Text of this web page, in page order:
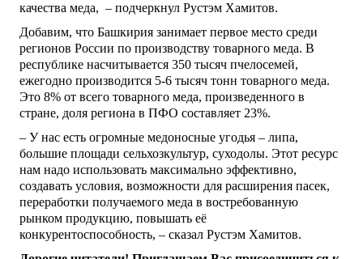
качества меда, – подчеркнул Рустэм Хамитов.
Добавим, что Башкирия занимает первое место среди
регионов России по производству товарного меда. В
республике насчитывается 350 тысяч пчелосемей,
ежегодно производится 5-6 тысяч тонн товарного меда.
Это 8% от всего товарного меда, произведенного в
стране, доля региона в ПФО составляет 23%.
– У нас есть огромные медоносные угодья – липа,
большие площади сельхозкультур, суходолы. Этот ресурс
нам надо использовать максимально эффективно,
создавать условия, возможности для расширения пасек,
переработки получаемого меда в востребованную
рынком продукцию, повышать её
конкурентоспособность, – сказал Рустэм Хамитов.